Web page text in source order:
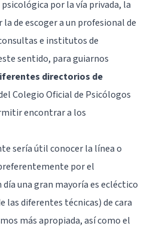
psicológica por la vía privada, la
de escoger a un profesional de
e institutos de
sentido, para guiarnos
directorios de
Colegio Oficial de Psicólogos
encontrar a los
sería útil conocer la línea o
por el
una gran mayoría es ecléctico
las diferentes técnicas) de cara
más apropiada, así como el